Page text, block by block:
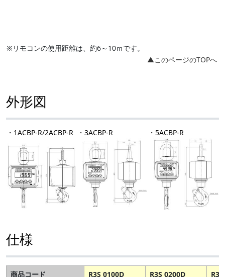
※リモコンの使用距離は、約6～10ｍです。
▲このページのTOPへ
外形図
・1ACBP-R/2ACBP-R ・3ACBP-R ・5ACBP-R
仕様
商品コード R3S 0100D R3S 0200D